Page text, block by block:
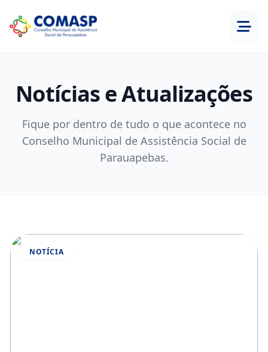
Notícias e Atualizações
Fique por dentro de tudo o que acontece no
Conselho Municipal de Assistência Social de
Parauapebas.
NOTÍCIA